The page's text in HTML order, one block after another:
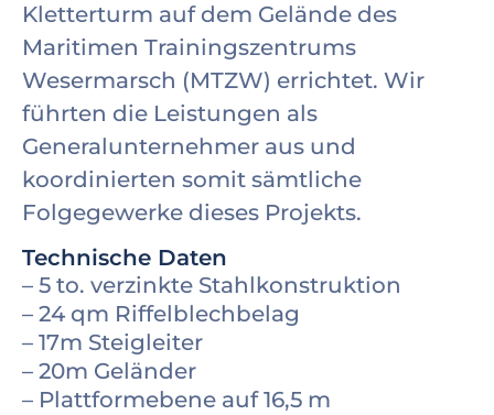
Kletterturm auf dem Gelände des
Maritimen Trainingszentrums
Wesermarsch (MTZW) errichtet. Wir
führten die Leistungen als
Generalunternehmer aus und
koordinierten somit sämtliche
Folgegewerke dieses Projekts.
Technische Daten
– 5 to. verzinkte Stahlkonstruktion
– 24 qm Riffelblechbelag
– 17m Steigleiter
– 20m Geländer
– Plattformebene auf 16,5 m